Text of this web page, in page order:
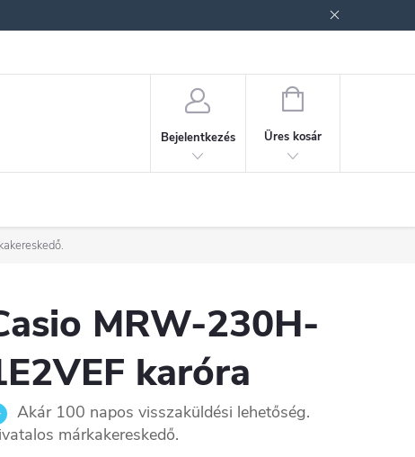
Bejelentkezés
KOSÁR
Üres kosár
MRW-230H-
karóra
Akár 100 napos visszaküldési lehetőség.
márkakereskedő.